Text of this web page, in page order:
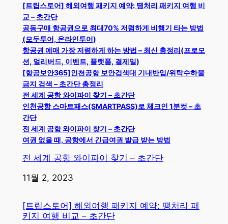
[트립스토어] 해외여행 패키지 예약: 땡처리 패키지 여행 비
교 – 초간단
공동구매 항공권으로 최대70% 저렴하게 비행기 타는 방법
(모두투어, 온라인투어)
항공권 예매 가장 저렴하게 하는 방법 – 최신 총정리(프로모
션, 얼리버드, 이벤트, 플랫폼, 결제일)
[항공보안365]인천공항 보안검색대 기내반입/위탁수하물
금지 검색 – 초간단 총정리
전 세계 공항 와이파이 찾기 – 초간단
인천공항 스마트패스(SMARTPASS)로 체크인 1분컷 – 초
간단
전 세계 공항 와이파이 찾기 – 초간단
여권 없을 때, 공항에서 긴급여권 발급 받는 방법
전 세계 공항 와이파이 찾기 – 초간단
일자
11월 2, 2023
[트립스토어] 해외여행 패키지 예약: 땡처리 패
키지 여행 비교 – 초간단